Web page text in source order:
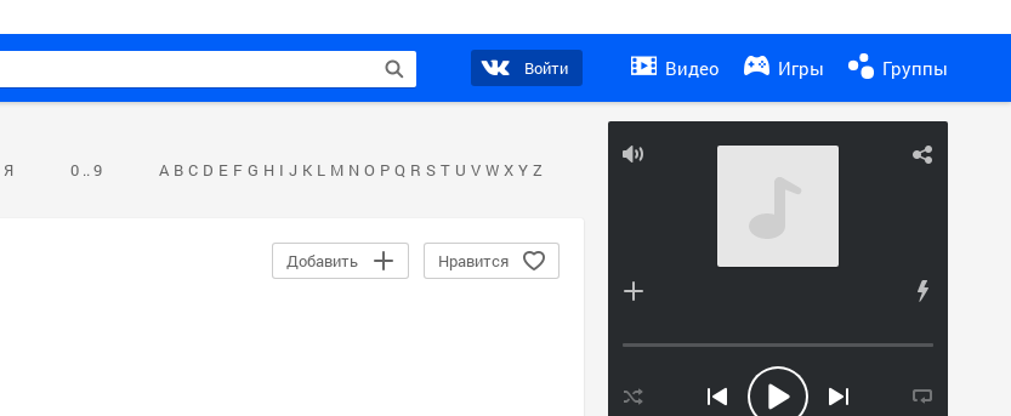
Войти Видео Игры Группы
Я 0 .. 9 A B C D E F G H I J K L M N O P Q R S T U V W X Y Z
Добавить Нравится